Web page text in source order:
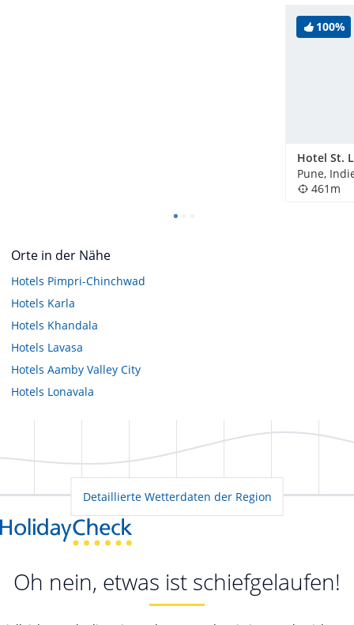
100%
Pune,
461m
Orte in der Nähe
Hotels Pimpri-Chinchwad
Hotels Karla
Hotels Khandala
Hotels Lavasa
Hotels Aamby Valley City
Hotels Lonavala
Detaillierte Wetterdaten der Region
Oh nein, etwas ist schiefgelaufen!